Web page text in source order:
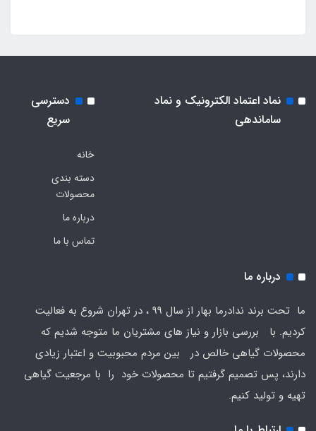
نماد اعتماد الکترونیک و نماد
ساماندهی
دسترسی
سریع
خانه
دسته بندی
محصولات
درباره ما
تماس با ما
درباره ما
ما تحت برند ندادرما بهار از سال 99 ، در تهران شروع به فعالیت
کردیم. با بررسی بازار و نیاز های مشتریان ما متوجه شدیم که
محصولات گیاهی خالص در بین مردم محبوبیت و اعتبار زیادی
دارند، پس تصمیم گرفتیم تا محصولات خود را با مرجعیت گیاهی
تهیه و تولید کنیم.